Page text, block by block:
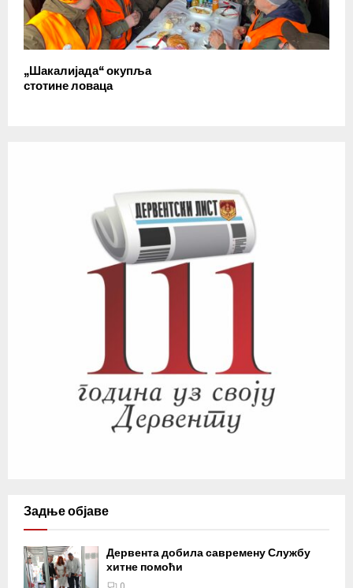
„Шакалијада“ окупља
стотине ловаца
Задње објаве
Дервента добила савремену Службу
хитне помоћи